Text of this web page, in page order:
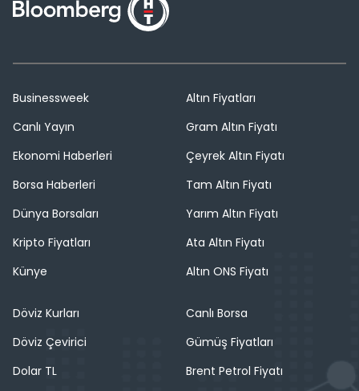
Businessweek
Canlı Yayın
Ekonomi Haberleri
Borsa Haberleri
Dünya Borsaları
Kripto Fiyatları
Künye
Altın Fiyatları
Gram Altın Fiyatı
Çeyrek Altın Fiyatı
Tam Altın Fiyatı
Yarım Altın Fiyatı
Ata Altın Fiyatı
Altın ONS Fiyatı
Döviz Kurları
Döviz Çevirici
Dolar TL
Canlı Borsa
Gümüş Fiyatları
Brent Petrol Fiyatı